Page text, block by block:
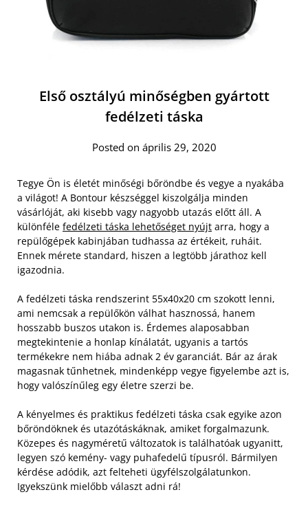
Első osztályú minőségben gyártott
fedélzeti táska
Posted on április 29, 2020
Tegye Ön is életét minőségi bőröndbe és vegye a nyakába
a világot! A Bontour készséggel kiszolgálja minden
vásárlóját, aki kisebb vagy nagyobb utazás előtt áll. A
különféle fedélzeti táska lehetőséget nyújt arra, hogy a
repülőgépek kabinjában tudhassa az értékeit, ruháit.
Ennek mérete standard, hiszen a legtöbb járathoz kell
igazodnia.
A fedélzeti táska rendszerint 55x40x20 cm szokott lenni,
ami nemcsak a repülőkön válhat hasznossá, hanem
hosszabb buszos utakon is. Érdemes alaposabban
megtekintenie a honlap kínálatát, ugyanis a tartós
termékekre nem hiába adnak 2 év garanciát. Bár az árak
magasnak tűnhetnek, mindenképp vegye figyelembe azt is,
hogy valószínűleg egy életre szerzi be.
A kényelmes és praktikus fedélzeti táska csak egyike azon
bőröndöknek és utazótáskáknak, amiket forgalmazunk.
Közepes és nagyméretű változatok is találhatóak ugyanitt,
legyen szó kemény- vagy puhafedelű típusról. Bármilyen
kérdése adódik, azt felteheti ügyfélszolgálatunkon.
Igyekszünk mielőbb választ adni rá!